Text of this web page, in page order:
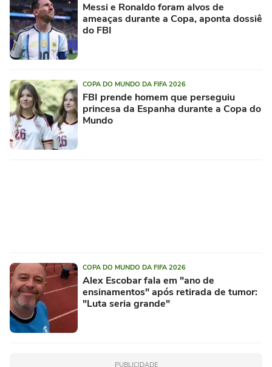
Messi e Ronaldo foram alvos de
ameaças durante a Copa, aponta dossiê
do FBI
COPA DO MUNDO DA FIFA 2026
FBI prende homem que perseguiu
princesa da Espanha durante a Copa do
Mundo
COPA DO MUNDO DA FIFA 2026
Alex Escobar fala em "ano de
ensinamentos" após retirada de tumor:
"Luta seria grande"
PUBLICIDADE